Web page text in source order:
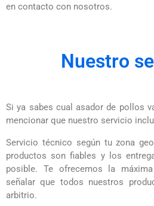
en contacto con nosotros.
Nuestro
Si ya sabes cual asador de pollos
mencionar que nuestro servicio
Servicio técnico según tu zona
productos son fiables y los
posible. Te ofrecemos la
señalar que todos nuestros
arbitrio.